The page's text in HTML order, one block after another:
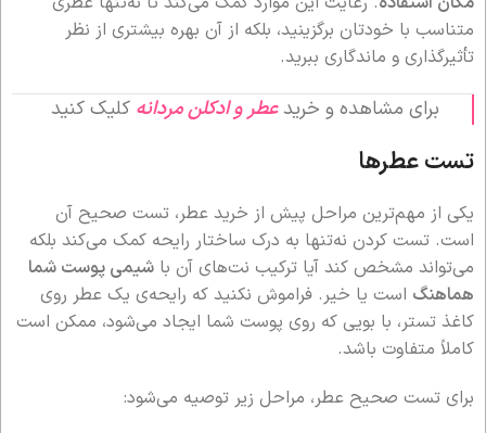
متناسب با خودتان برگزینید، بلکه از آن بهره‌ بیشتری از نظر
تأثیرگذاری و ماندگاری ببرید.
برای مشاهده و خریدعطر و ادکلن مردانه کلیک کنید
تست عطرها
یکی از مهم‌ترین مراحل پیش از خرید عطر، تست صحیح آن
است. تست کردن نه‌تنها به درک ساختار رایحه کمک می‌کند بلکه
می‌تواند مشخص کند آیا ترکیب نت‌های آن با شیمی پوست شما
هماهنگ است یا خیر. فراموش نکنید که رایحه‌ی یک عطر روی
کاغذ تستر، با بویی که روی پوست شما ایجاد می‌شود، ممکن است
کاملاً متفاوت باشد.
برای تست صحیح عطر، مراحل زیر توصیه می‌شود: